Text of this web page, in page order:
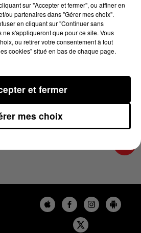
21 sec
DU 05/02/2025 À 08H30
sur "Accepter et fermer", ou affiner en
ou partenaires dans "Gérer mes choix".
en cliquant sur "Continuer sans
ne s'appliqueront que pour ce site. Vous
ou retirer votre consentement à tout
cookies" situé en bas de chaque page.
mes choix
et fermer